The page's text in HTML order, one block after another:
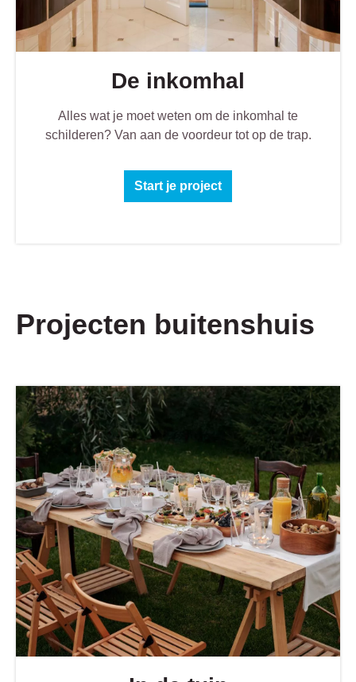
De inkomhal
Alles wat je moet weten om de inkomhal te
schilderen? Van aan de voordeur tot op de trap.
Start je project
Projecten buitenshuis